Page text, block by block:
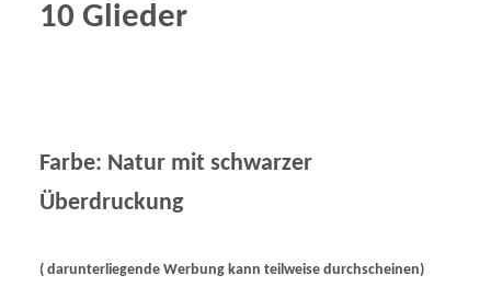
10 Glieder
Farbe: Natur mit schwarzer
Überdruckung
( darunterliegende Werbung kann teilweise durchscheinen)